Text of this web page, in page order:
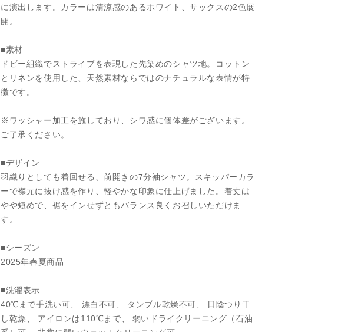
に演出します。カラーは清涼感のあるホワイト、サックスの2色展
開。
■素材
ドビー組織でストライプを表現した先染めのシャツ地。コットン
とリネンを使用した、天然素材ならではのナチュラルな表情が特
徴です。
※ワッシャー加工を施しており、シワ感に個体差がございます。
ご了承ください。
■デザイン
羽織りとしても着回せる、前開きの7分袖シャツ。スキッパーカラ
ーで襟元に抜け感を作り、軽やかな印象に仕上げました。着丈は
やや短めで、裾をインせずともバランス良くお召しいただけま
す。
■シーズン
2025年春夏商品
■洗濯表示
40℃まで手洗い可、 漂白不可、 タンブル乾燥不可、 日陰つり干
し乾燥、 アイロンは110℃まで、 弱いドライクリーニング（石油